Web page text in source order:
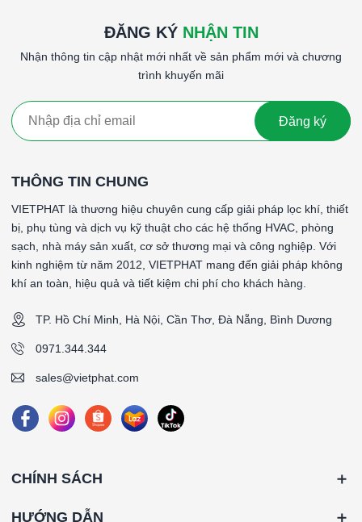
ĐĂNG KÝ NHẬN TIN
Nhận thông tin cập nhật mới nhất về sản phẩm mới và chương
trình khuyến mãi
Đăng ký
THÔNG TIN CHUNG
VIETPHAT là thương hiệu chuyên cung cấp giải pháp lọc khí, thiết
bị, phụ tùng và dịch vụ kỹ thuật cho các hệ thống HVAC, phòng
sạch, nhà máy sản xuất, cơ sở thương mại và công nghiệp. Với
kinh nghiệm từ năm 2012, VIETPHAT mang đến giải pháp không
khí an toàn, hiệu quả và tiết kiệm chi phí cho khách hàng.
TP. Hồ Chí Minh, Hà Nội, Cần Thơ, Đà Nẵng, Bình Dương
0971.344.344
sales@vietphat.com
CHÍNH SÁCH
HƯỚNG DẪN